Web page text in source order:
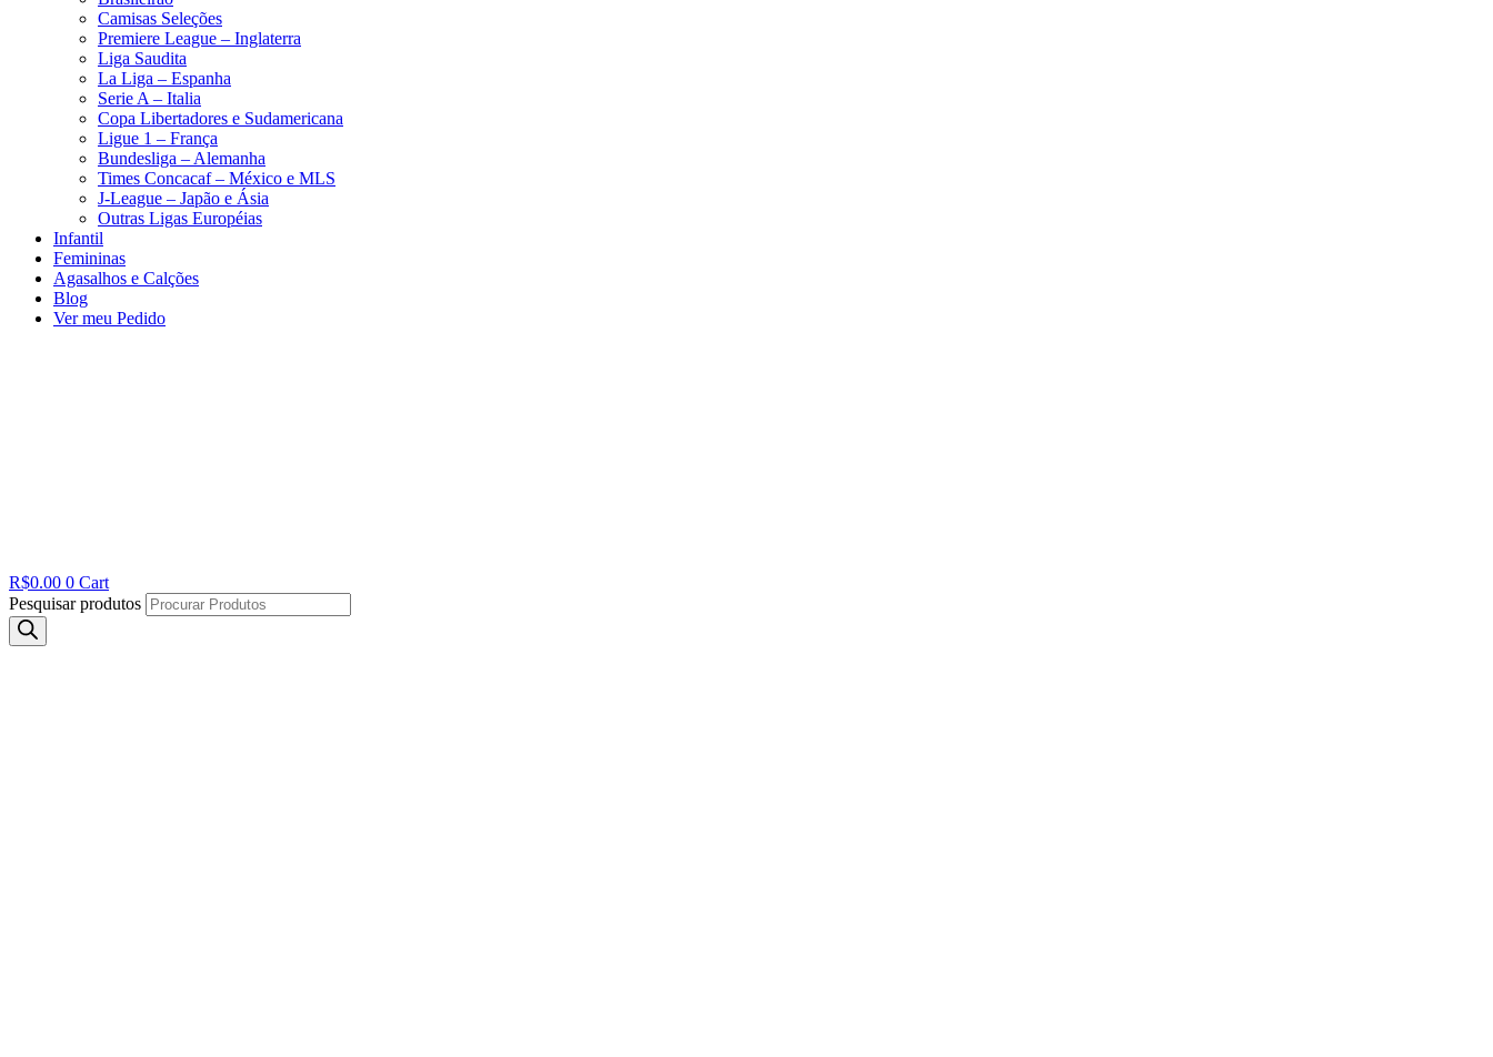
Camisas Seleções
Premiere League – Inglaterra
Liga Saudita
La Liga – Espanha
Serie A – Italia
Copa Libertadores e Sudamericana
Ligue 1 – França
Bundesliga – Alemanha
Times Concacaf – México e MLS
J-League – Japão e Ásia
Outras Ligas Européias
Infantil
Femininas
Agasalhos e Calções
Blog
Ver meu Pedido
R$0.00 0 Cart
Pesquisar produtos